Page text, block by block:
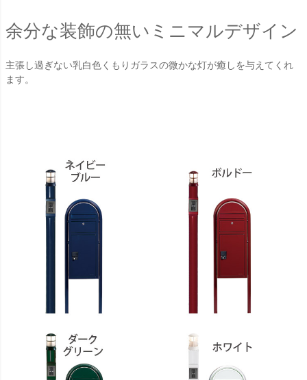
余分な装飾の無いミニマルデザイン
主張し過ぎない乳白色くもりガラスの微かな灯が癒しを与えてくれ
ます。